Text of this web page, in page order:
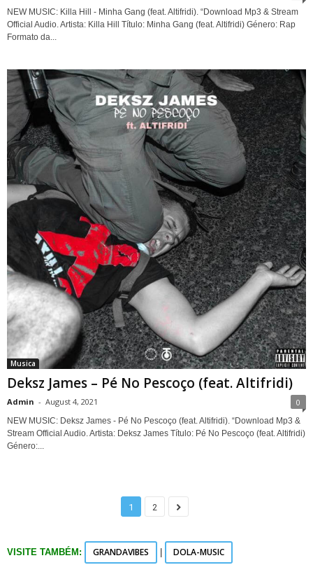
NEW MUSIC: Killa Hill - Minha Gang (feat. Altifridi). “Download Mp3 & Stream
Official Audio. Artista: Killa Hill Título: Minha Gang (feat. Altifridi) Género: Rap
Formato da...
Musica
Deksz James – Pé No Pescoço (feat. Altifridi)
Admin - August 4, 2021 0
NEW MUSIC: Deksz James - Pé No Pescoço (feat. Altifridi). “Download Mp3 &
Stream Official Audio. Artista: Deksz James Título: Pé No Pescoço (feat. Altifridi)
Género:...
1 2
VISITE TAMBÉM: GRANDAVIBES | DOLA-MUSIC